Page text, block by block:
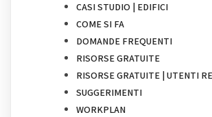
CASI STUDIO | EDIFICI
COME SI FA
DOMANDE FREQUENTI
RISORSE GRATUITE
RISORSE GRATUITE | UTENTI
SUGGERIMENTI
WORKPLAN